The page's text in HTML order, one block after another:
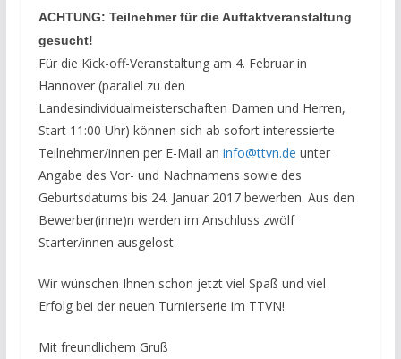
ACHTUNG: Teilnehmer für die Auftaktveranstaltung
gesucht!
Für die Kick-off-Veranstaltung am 4. Februar in
Hannover (parallel zu den
Landesindividualmeisterschaften Damen und Herren,
Start 11:00 Uhr) können sich ab sofort interessierte
Teilnehmer/innen per E-Mail an info@ttvn.de unter
Angabe des Vor- und Nachnamens sowie des
Geburtsdatums bis 24. Januar 2017 bewerben. Aus den
Bewerber(inne)n werden im Anschluss zwölf
Starter/innen ausgelost.
Wir wünschen Ihnen schon jetzt viel Spaß und viel
Erfolg bei der neuen Turnierserie im TTVN!
Mit freundlichem Gruß